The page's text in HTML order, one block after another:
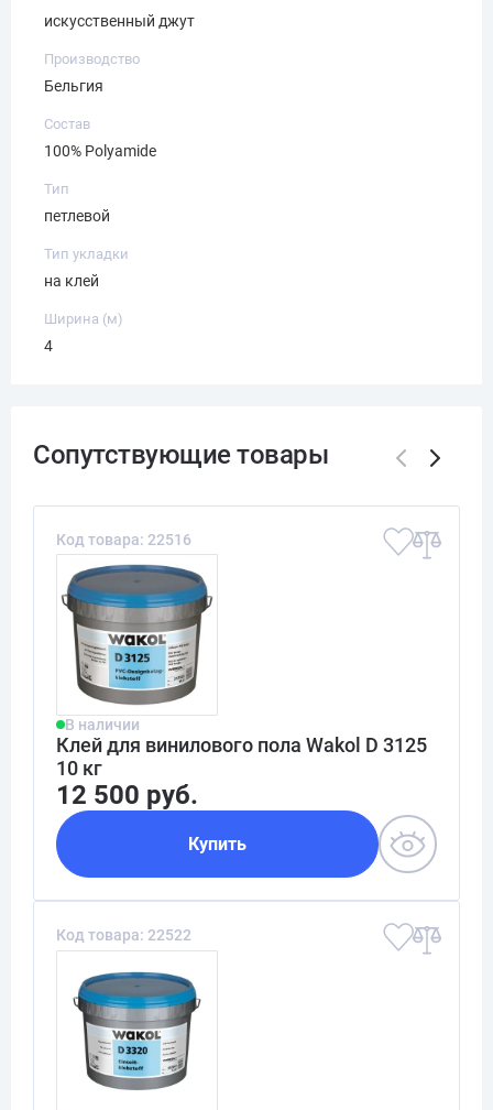
искусственный джут
Производство
Бельгия
Состав
100% Polyamide
Тип
петлевой
Тип укладки
на клей
Ширина (м)
4
Код товара: 22516
В наличии
Клей для винилового пола Wakol D 3125
10 кг
12 500 руб.
Купить
Код товара: 22522